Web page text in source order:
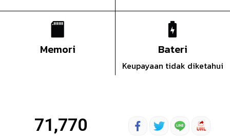
Memori Bateri
Keupayaan tidak diketahui
71,770